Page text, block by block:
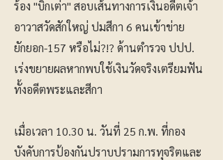
ร้อง "บิ๊กเต่า" สอบเส้นทางการเงินอดีตเจ้า
อาวาสวัดสักใหญ่ ปมสีกา 6 คนเข้าข่าย
ยักยอก-157 หรือไม่?!? ด้านตำรวจ ปปป.
เร่งขยายผลหากพบใช้เงินวัดจริงเตรียมฟัน
ทั้งอดีตพระและสีกา
เมื่อเวลา 10.30 น. วันที่ 25 ก.พ. ที่กอง
บังคับการป้องกันปราบปรามการทุจริตและ